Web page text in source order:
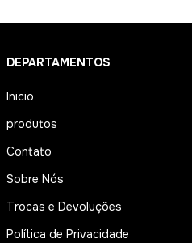
DEPARTAMENTOS
Inicio
produtos
Contato
Sobre Nós
Trocas e Devoluções
Política de Privacidade